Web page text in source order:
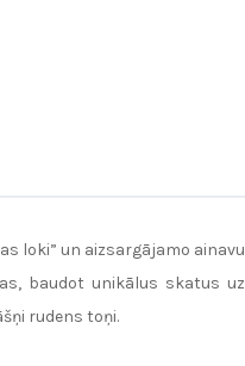
loki” un aizsargājamo ainavu
baudot unikālus skatus uz
rudens toņi.